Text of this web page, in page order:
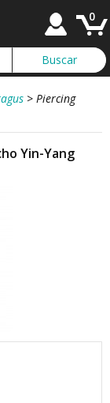
0
> Piercing
Yin-Yang